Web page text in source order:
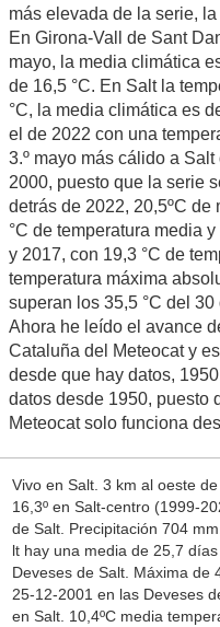
más elevada de la serie,
En Girona-Vall de Sant
mayo, la media climática
de 16,5 °C. En Salt la
°C, la media climática es
el de 2022 con una
3.º mayo más cálido a
2000, puesto que la serie
detrás de 2022, 20,5ºC
°C de temperatura media
y 2017, con 19,3 °C de
temperatura máxima
superan los 35,5 °C del
Ahora he leído el avance
Cataluña del Meteocat y
desde que hay datos,
datos desde 1950, puesto
Meteocat solo funciona
Vivo en Salt. 3 km al oeste
16,3º en Salt-centro (1999-
de Salt. Precipitación 704
lt hay una media de 25,7
Deveses de Salt. Máxima de
25-12-2001 en las Deveses
en Salt. 10,4ºC media